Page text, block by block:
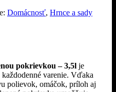
Domácnosť, Hrnce a sady
pokrievkou – 3,5l je
varenie. Vďaka
polievok, omáčok, príloh aj